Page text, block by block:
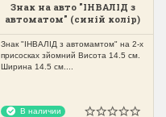
Знак на авто "ІНВАЛІД з
автоматом" (синій колір)
на 2-х присосках зйомний
Знак "ІНВАЛІД з автомамтом" на 2-х
присосках зйомний Висота 14.5 см.
Ширина 14.5 см....
В наличии